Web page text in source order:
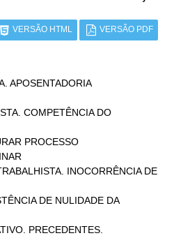
VERSÃO HTML VERSÃO PDF
APOSENTADORIA